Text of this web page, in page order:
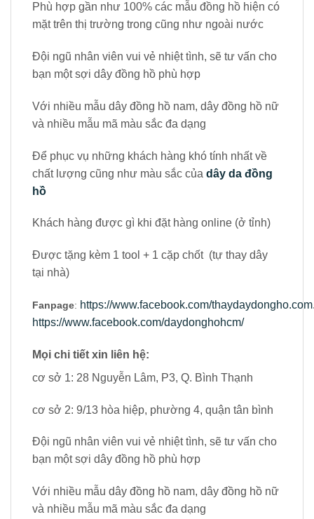
Phù hợp gần như 100% các mẫu đồng hồ hiện có
mặt trên thị trường trong cũng như ngoài nước
Đội ngũ nhân viên vui vẻ nhiệt tình, sẽ tư vấn cho
bạn một sợi dây đồng hồ phù hợp
Với nhiều mẫu dây đồng hồ nam, dây đồng hồ nữ
và nhiều mẫu mã màu sắc đa dạng
Để phục vụ những khách hàng khó tính nhất về
chất lượng cũng như màu sắc của dây da đồng
hồ
Khách hàng được gì khi đặt hàng online (ở tỉnh)
Được tặng kèm 1 tool + 1 cặp chốt (tự thay dây
tại nhà)
Fanpage: https://www.facebook.com/
https://www.facebook.com/daydonghohcm/
Mọi chi tiết xin liên hệ:
cơ sở 1: 28 Nguyễn Lâm, P3, Q. Bình Thạnh
cơ sở 2: 9/13 hòa hiệp, phường 4, quận tân bình
Đội ngũ nhân viên vui vẻ nhiệt tình, sẽ tư vấn cho
bạn một sợi dây đồng hồ phù hợp
Với nhiều mẫu dây đồng hồ nam, dây đồng hồ nữ
và nhiều mẫu mã màu sắc đa dạng